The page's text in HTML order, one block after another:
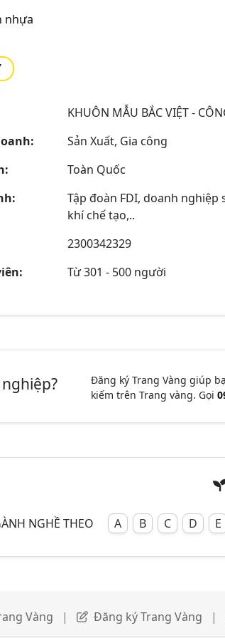
nhựa
KHUÔN MẪU BẮC VIỆT -
Sản Xuất, Gia công
Toàn Quốc
Tập đoàn FDI, doanh
khí chế tạo,..
2300342329
Từ 301 - 500 người
Đăng ký Trang Vàng giúp
kiếm trên Trang vàng. Gọi
NGHỀ THEO A B C D E
Vàng | Đăng ký Trang Vàng |